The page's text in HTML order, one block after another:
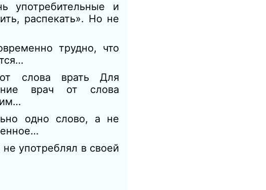
употребительные и
распекать». Но не
трудно, что
слова врать Для
врач от слова
одно слово, а не
употреблял в своей